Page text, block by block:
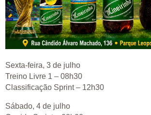
Sexta-feira, 3 de julho
Treino Livre 1 – 08h30
Classificação Sprint – 12h30
Sábado, 4 de julho